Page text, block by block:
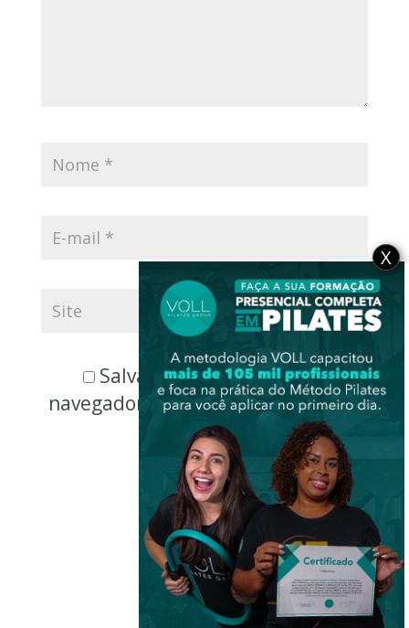
Salvar meus dados neste
navegador para a próxima vez que
eu comentar.
X